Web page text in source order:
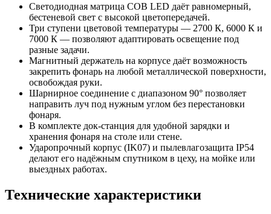
Светодиодная матрица COB LED даёт равномерный,
бестеневой свет с высокой цветопередачей.
Три ступени цветовой температуры — 2700 К, 6000 К и
7000 К — позволяют адаптировать освещение под
разные задачи.
Магнитный держатель на корпусе даёт возможность
закрепить фонарь на любой металлической поверхности,
освобождая руки.
Шарнирное соединение с диапазоном 90° позволяет
направить луч под нужным углом без перестановки
фонаря.
В комплекте док-станция для удобной зарядки и
хранения фонаря на столе или стене.
Ударопрочный корпус (IK07) и пылевлагозащита IP54
делают его надёжным спутником в цеху, на мойке или
выездных работах.
Технические характеристики